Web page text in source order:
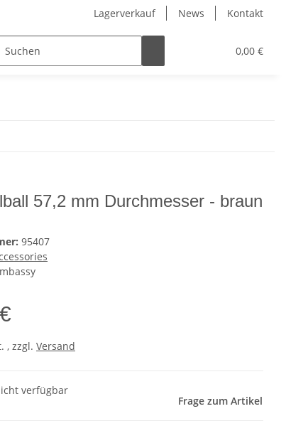
Lagerverkauf News Kontakt
0,00 €
Kinder Hersteller
57,2 mm Durchmesser - braun
95407
, zzgl. Versand
verfügbar
Frage zum Artikel